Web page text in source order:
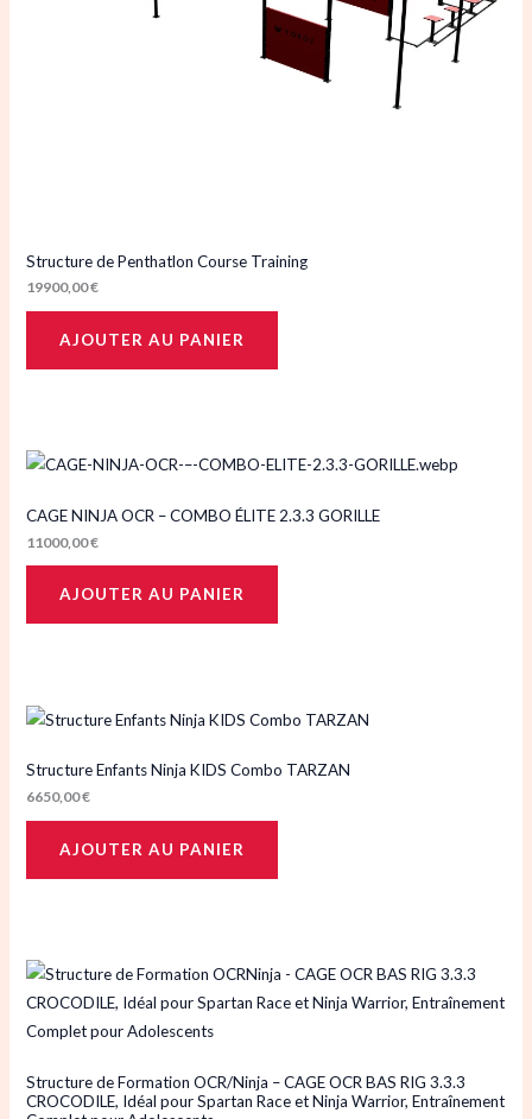
Structure de Penthatlon Course Training
19900,00€
AJOUTER AU PANIER
CAGE NINJA OCR – COMBO ÉLITE 2.3.3 GORILLE
11000,00€
AJOUTER AU PANIER
Structure Enfants Ninja KIDS Combo TARZAN
6650,00€
AJOUTER AU PANIER
Structure de Formation OCR/Ninja – CAGE OCR BAS RIG 3.3.3
CROCODILE, Idéal pour Spartan Race et Ninja Warrior, Entraînement